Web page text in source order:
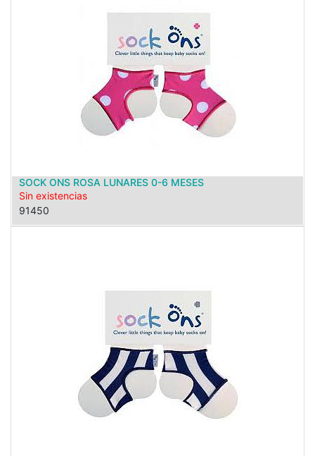
SOCK ONS ROSA LUNARES 0-6 MESES
Sin existencias
91450